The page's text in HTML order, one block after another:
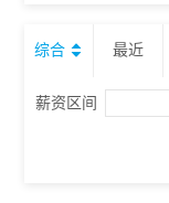
综合 最近
薪资区间